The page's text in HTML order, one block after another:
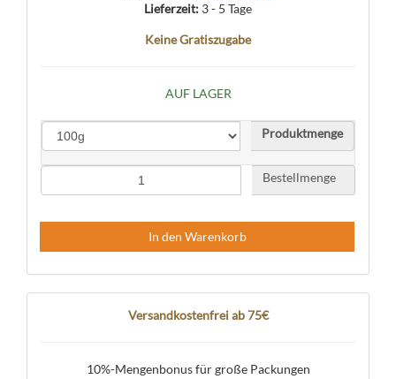
Lieferzeit: 3 - 5 Tage
Keine Gratiszugabe
AUF LAGER
Produktmenge
Bestellmenge
In den Warenkorb
Versandkostenfrei ab 75€
10%-Mengenbonus für große Packungen